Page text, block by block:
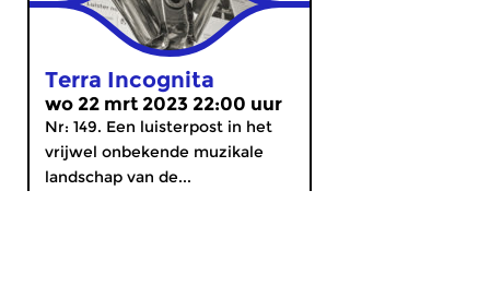
Terra Incognita
wo 22 mrt 2023 22:00 uur
Nr: 149. Een luisterpost in het
vrijwel onbekende muzikale
landschap van de...